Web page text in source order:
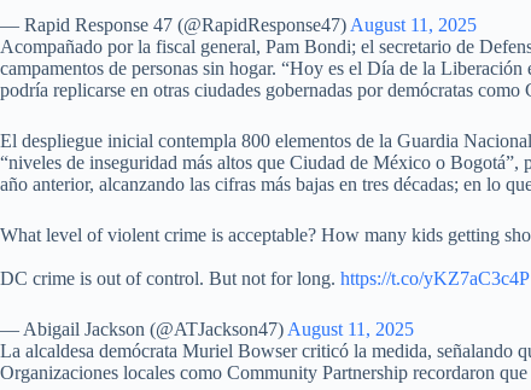
— Rapid Response 47 (@RapidResponse47) August 11, 2025
Acompañado por la fiscal general, Pam Bondi; el secretario de
campamentos de personas sin hogar. “Hoy es el Día de la
podría replicarse en otras ciudades gobernadas por demócratas
El despliegue inicial contempla 800 elementos de la Guardia
“niveles de inseguridad más altos que Ciudad de México o Bogotá”,
año anterior, alcanzando las cifras más bajas en tres décadas; en lo
What level of violent crime is acceptable? How many kids getting
DC crime is out of control. But not for long. https://t.co/yKZ7aC3c4P
— Abigail Jackson (@ATJackson47) August 11, 2025
La alcaldesa demócrata Muriel Bowser criticó la medida, señalando
Organizaciones locales como Community Partnership recordaron